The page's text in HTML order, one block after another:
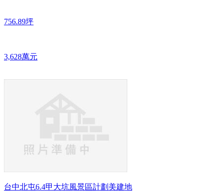
756.89坪
3,628萬元
台中北屯6.4甲大坑風景區計劃美建地